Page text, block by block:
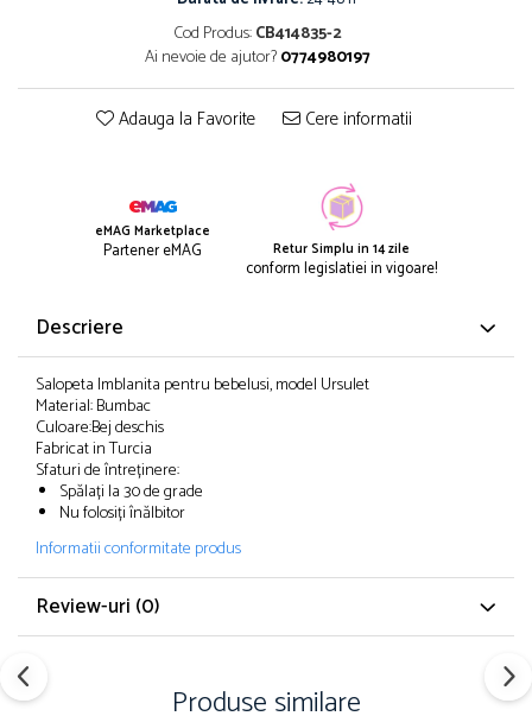
Cod Produs:CB414835-2
Ai nevoie de ajutor?0774980197
Adauga la Favorite Cere informatii
eMAG Marketplace
Partener eMAG Retur Simplu in 14 zile
conform legislatiei in vigoare!
Descriere
Salopeta Imblanita pentru bebelusi, model Ursulet
Material: Bumbac
Culoare:Bej deschis
Fabricat in Turcia
Sfaturi de întreținere:
Spălați la 30 de grade
Nu folosiți înălbitor
Informatii conformitate produs
Review-uri (0)
Produse similare